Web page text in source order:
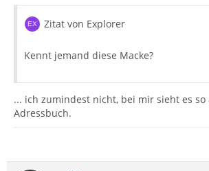
Zitat von Explorer
Kennt jemand diese Macke?
... ich zumindest nicht, bei mir sieht es so
Adressbuch.